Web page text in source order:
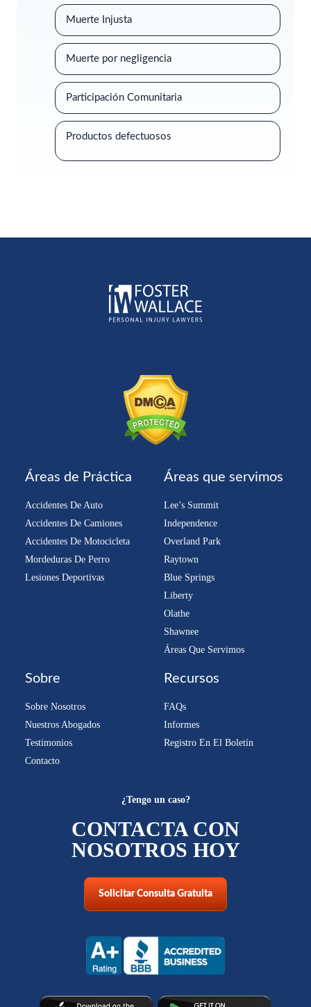
Muerte Injusta
Muerte por negligencia
Participación Comunitaria
Productos defectuosos
Áreas de Práctica
Accidentes De Auto
Accidentes De Camiones
Accidentes De Motocicleta
Mordeduras De Perro
Lesiones Deportivas
Áreas que servimos
Lee’s Summit
Independence
Overland Park
Raytown
Blue Springs
Liberty
Olathe
Shawnee
Áreas Que Servimos
Sobre
Sobre Nosotros
Nuestros Abogados
Testimonios
Contacto
Recursos
FAQs
Informes
Registro En El Boletín
¿Tengo un caso?
CONTACTA CON
NOSOTROS HOY
Solicitar Consulta Gratuita